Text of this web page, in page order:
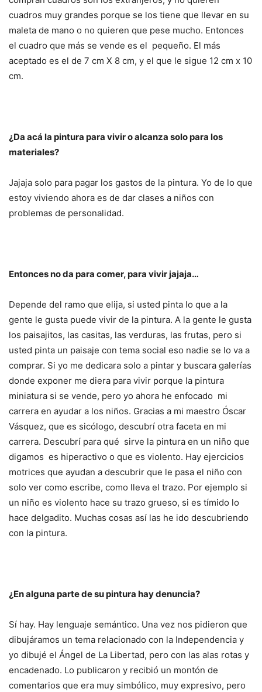
cuadros muy grandes porque se los tiene que llevar en su
maleta de mano o no quieren que pese mucho. Entonces
el cuadro que más se vende es el pequeño. El más
aceptado es el de 7 cm X 8 cm, y el que le sigue 12 cm x 10
cm.
¿Da acá la pintura para vivir o alcanza solo para los
materiales?
Jajaja solo para pagar los gastos de la pintura. Yo de lo que
estoy viviendo ahora es de dar clases a niños con
problemas de personalidad.
Entonces no da para comer, para vivir jajaja…
Depende del ramo que elija, si usted pinta lo que a la
gente le gusta puede vivir de la pintura. A la gente le gusta
los paisajitos, las casitas, las verduras, las frutas, pero si
usted pinta un paisaje con tema social eso nadie se lo va a
comprar. Si yo me dedicara solo a pintar y buscara galerías
donde exponer me diera para vivir porque la pintura
miniatura si se vende, pero yo ahora he enfocado mi
carrera en ayudar a los niños. Gracias a mi maestro Óscar
Vásquez, que es sicólogo, descubrí otra faceta en mi
carrera. Descubrí para qué sirve la pintura en un niño que
digamos es hiperactivo o que es violento. Hay ejercicios
motrices que ayudan a descubrir que le pasa el niño con
solo ver como escribe, como lleva el trazo. Por ejemplo si
un niño es violento hace su trazo grueso, si es tímido lo
hace delgadito. Muchas cosas así las he ido descubriendo
con la pintura.
¿En alguna parte de su pintura hay denuncia?
Sí hay. Hay lenguaje semántico. Una vez nos pidieron que
dibujáramos un tema relacionado con la Independencia y
yo dibujé el Ángel de La Libertad, pero con las alas rotas y
encadenado. Lo publicaron y recibió un montón de
comentarios que era muy simbólico, muy expresivo, pero